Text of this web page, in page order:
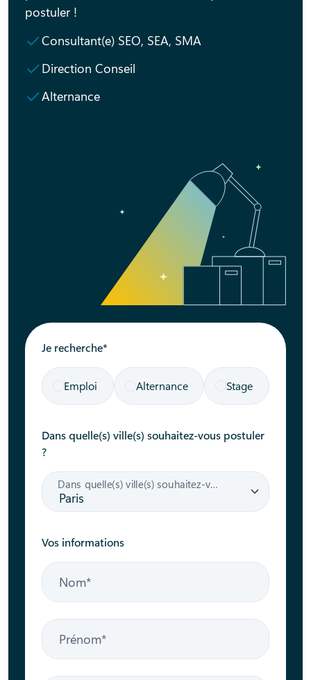
postuler !
Consultant(e) SEO, SEA, SMA
Direction Conseil
Alternance
Je recherche*
Emploi Alternance Stage
Dans quelle(s) ville(s) souhaitez-vous postuler
?
Dans quelle(s) ville(s) souhaitez-vous postuler ?
Vos informations
Nom
Prénom